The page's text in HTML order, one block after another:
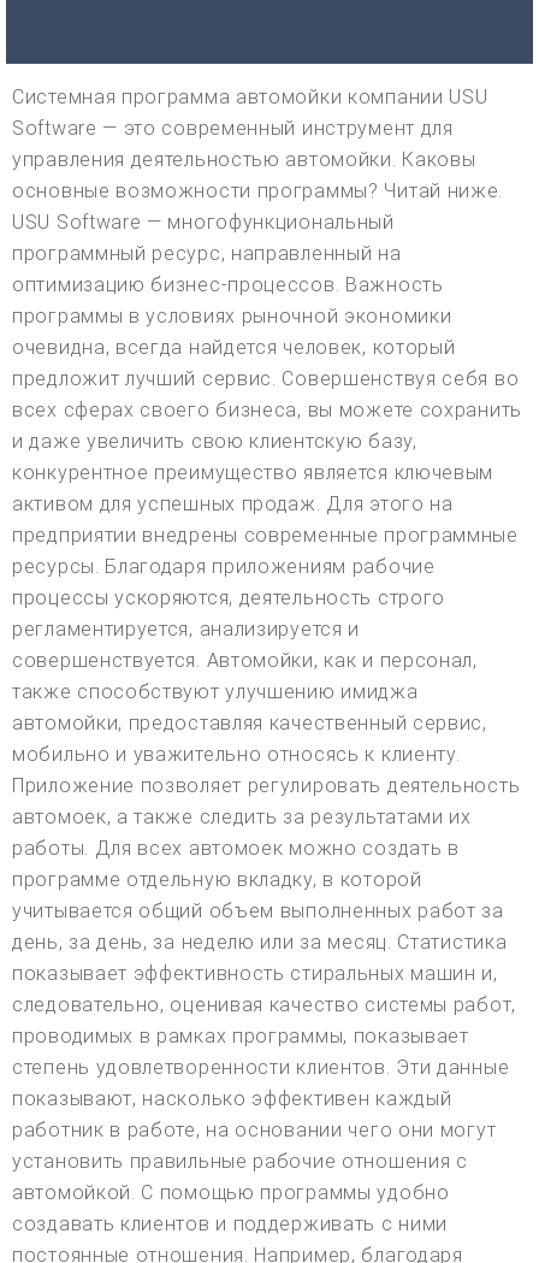
Системная программа автомойки компании USU
Software — это современный инструмент для
управления деятельностью автомойки. Каковы
основные возможности программы? Читай ниже.
USU Software — многофункциональный
программный ресурс, направленный на
оптимизацию бизнес-процессов. Важность
программы в условиях рыночной экономики
очевидна, всегда найдется человек, который
предложит лучший сервис. Совершенствуя себя во
всех сферах своего бизнеса, вы можете сохранить
и даже увеличить свою клиентскую базу,
конкурентное преимущество является ключевым
активом для успешных продаж. Для этого на
предприятии внедрены современные программные
ресурсы. Благодаря приложениям рабочие
процессы ускоряются, деятельность строго
регламентируется, анализируется и
совершенствуется. Автомойки, как и персонал,
также способствуют улучшению имиджа
автомойки, предоставляя качественный сервис,
мобильно и уважительно относясь к клиенту.
Приложение позволяет регулировать деятельность
автомоек, а также следить за результатами их
работы. Для всех автомоек можно создать в
программе отдельную вкладку, в которой
учитывается общий объем выполненных работ за
день, за день, за неделю или за месяц. Статистика
показывает эффективность стиральных машин и,
следовательно, оценивая качество системы работ,
проводимых в рамках программы, показывает
степень удовлетворенности клиентов. Эти данные
показывают, насколько эффективен каждый
работник в работе, на основании чего они могут
установить правильные рабочие отношения с
автомойкой. С помощью программы удобно
создавать клиентов и поддерживать с ними
постоянные отношения. Например, благодаря